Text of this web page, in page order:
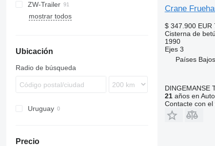
SK
OPL 38
SP
TX
ADR
97
NS
LPG
ZW-Trailer
mostrar todos
Ubicación
Radio de búsqueda
Uruguay
Precio
Crane
$ 347.900 EUR
Cisterna de
1990
Ejes 3
Países
DINGEMANSE
21años en
Contacte con